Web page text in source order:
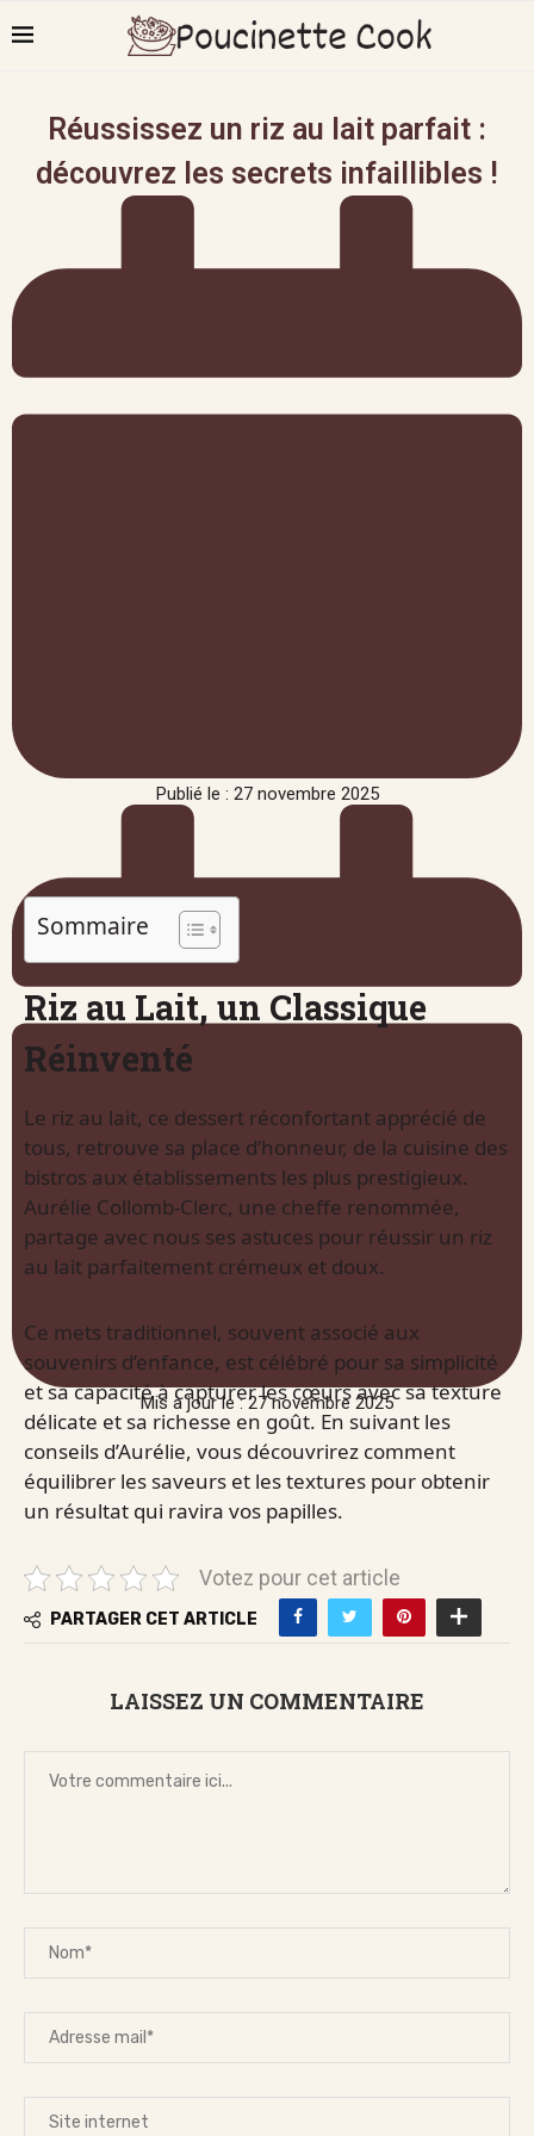
Réussissez un riz au lait parfait :
découvrez les secrets infaillibles !
Publié le : 27 novembre 2025
Mis à jour le : 27 novembre 2025
Sommaire
Riz au Lait, un Classique
Réinventé
Le riz au lait, ce dessert réconfortant apprécié de
tous, retrouve sa place d’honneur, de la cuisine des
bistros aux établissements les plus prestigieux.
Aurélie Collomb-Clerc, une cheffe renommée,
partage avec nous ses astuces pour réussir un riz
au lait parfaitement crémeux et doux.
Ce mets traditionnel, souvent associé aux
souvenirs d’enfance, est célébré pour sa simplicité
et sa capacité à capturer les cœurs avec sa texture
délicate et sa richesse en goût. En suivant les
conseils d’Aurélie, vous découvrirez comment
équilibrer les saveurs et les textures pour obtenir
un résultat qui ravira vos papilles.
Votez pour cet article
PARTAGER CET ARTICLE
LAISSEZ UN COMMENTAIRE